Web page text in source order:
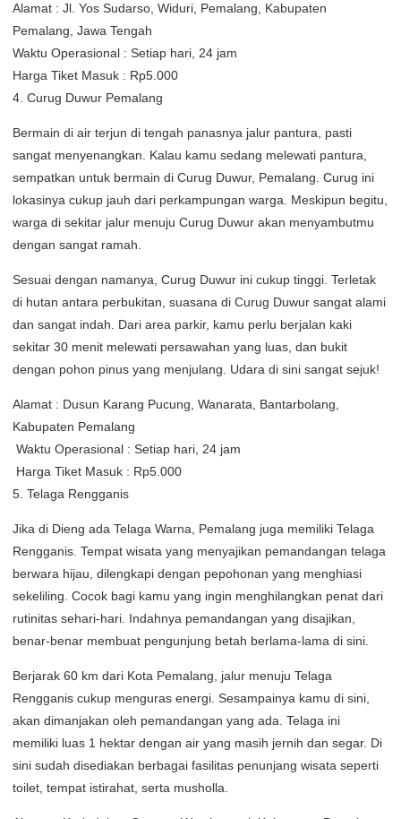
Alamat : Jl. Yos Sudarso, Widuri, Pemalang, Kabupaten
Pemalang, Jawa Tengah
Waktu Operasional : Setiap hari, 24 jam
Harga Tiket Masuk : Rp5.000
4. Curug Duwur Pemalang
Bermain di air terjun di tengah panasnya jalur pantura, pasti
sangat menyenangkan. Kalau kamu sedang melewati pantura,
sempatkan untuk bermain di Curug Duwur, Pemalang. Curug ini
lokasinya cukup jauh dari perkampungan warga. Meskipun begitu,
warga di sekitar jalur menuju Curug Duwur akan menyambutmu
dengan sangat ramah.
Sesuai dengan namanya, Curug Duwur ini cukup tinggi. Terletak
di hutan antara perbukitan, suasana di Curug Duwur sangat alami
dan sangat indah. Dari area parkir, kamu perlu berjalan kaki
sekitar 30 menit melewati persawahan yang luas, dan bukit
dengan pohon pinus yang menjulang. Udara di sini sangat sejuk!
Alamat : Dusun Karang Pucung, Wanarata, Bantarbolang,
Kabupaten Pemalang
Waktu Operasional : Setiap hari, 24 jam
Harga Tiket Masuk : Rp5.000
5. Telaga Rengganis
Jika di Dieng ada Telaga Warna, Pemalang juga memiliki Telaga
Rengganis. Tempat wisata yang menyajikan pemandangan telaga
berwara hijau, dilengkapi dengan pepohonan yang menghiasi
sekeliling. Cocok bagi kamu yang ingin menghilangkan penat dari
rutinitas sehari-hari. Indahnya pemandangan yang disajikan,
benar-benar membuat pengunjung betah berlama-lama di sini.
Berjarak 60 km dari Kota Pemalang, jalur menuju Telaga
Rengganis cukup menguras energi. Sesampainya kamu di sini,
akan dimanjakan oleh pemandangan yang ada. Telaga ini
memiliki luas 1 hektar dengan air yang masih jernih dan segar. Di
sini sudah disediakan berbagai fasilitas penunjang wisata seperti
toilet, tempat istirahat, serta musholla.